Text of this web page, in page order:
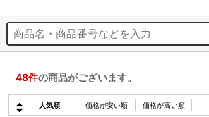
48件の商品がございます。
人気順 価格が安い順 価格が高い順